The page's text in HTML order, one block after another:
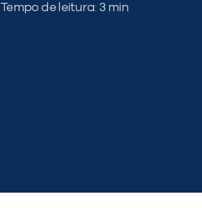
Tempo de leitura: